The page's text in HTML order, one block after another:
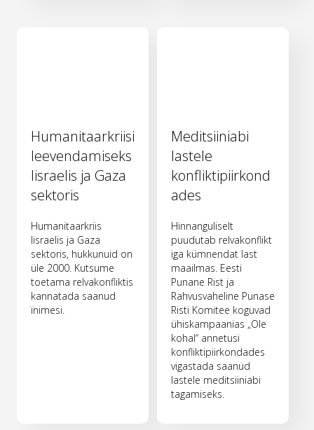
Humanitaarkriisi
leevendamiseks
Iisraelis ja Gaza
sektoris
Humanitaarkriis
Iisraelis ja Gaza
sektoris, hukkunuid on
üle 2000. Kutsume
toetama relvakonfliktis
kannatada saanud
inimesi.
Meditsiiniabi
lastele
konfliktipiirkond
ades
Hinnanguliselt
puudutab relvakonflikt
iga kümnendat last
maailmas. Eesti
Punane Rist ja
Rahvusvaheline Punase
Risti Komitee koguvad
ühiskampaanias „Ole
kohal“ annetusi
konfliktipiirkondades
vigastada saanud
lastele meditsiiniabi
tagamiseks.